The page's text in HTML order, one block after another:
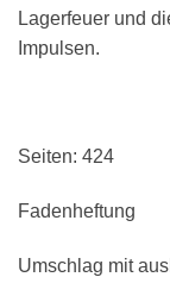
Lagerfeuer und
Impulsen.
Seiten: 424
Fadenheftung
Umschlag mit